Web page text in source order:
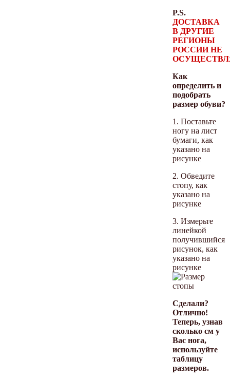
P.S.
ДОСТАВКА
В ДРУГИЕ
РЕГИОНЫ
РОССИИ НЕ
Как
определить и
подобрать
размер обуви?
1. Поставьте
ногу на лист
бумаги, как
указано на
рисунке
2. Обведите
стопу, как
указано на
рисунке
3. Измерьте
линейкой
получившийся
рисунок, как
указано на
рисунке
Сделали?
Отлично!
Теперь, узнав
сколько см у
Вас нога,
используйте
таблицу
размеров.